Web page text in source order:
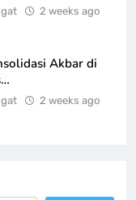
2 weeks ago
Akbar di
2 weeks ago